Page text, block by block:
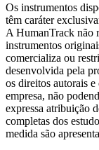
Os instrumentos
têm caráter
A HumanTrack não
instrumentos
comercializa ou
desenvolvida pela
os direitos autorais
empresa, não
expressa atribuição
completas dos
medida são